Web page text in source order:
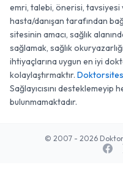
emri, talebi, önerisi, tavsiyesi
hasta/danışan tarafından
sitesinin amacı, sağlık
sağlamak, sağlık
ihtiyaçlarına uygun en iyi
kolaylaştırmaktır.
Sağlayıcısını
bulunmamaktadır.
© 2007 - 2026